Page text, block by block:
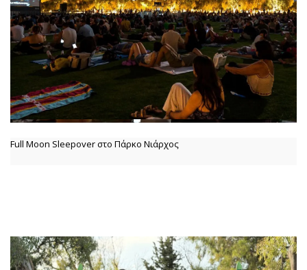
Full Moon Sleepover στο Πάρκο Νιάρχος